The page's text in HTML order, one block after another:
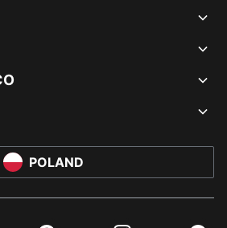
POLAND